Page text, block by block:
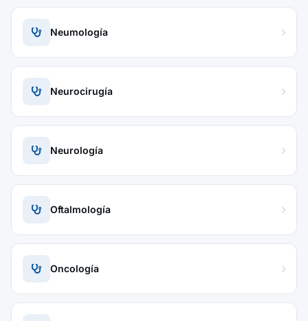
Neumología
Neurocirugía
Neurología
Oftalmología
Oncología